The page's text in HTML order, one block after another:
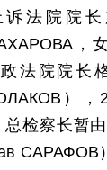
法院院
，
法院院长
），
检察长暂
САРАФОВ